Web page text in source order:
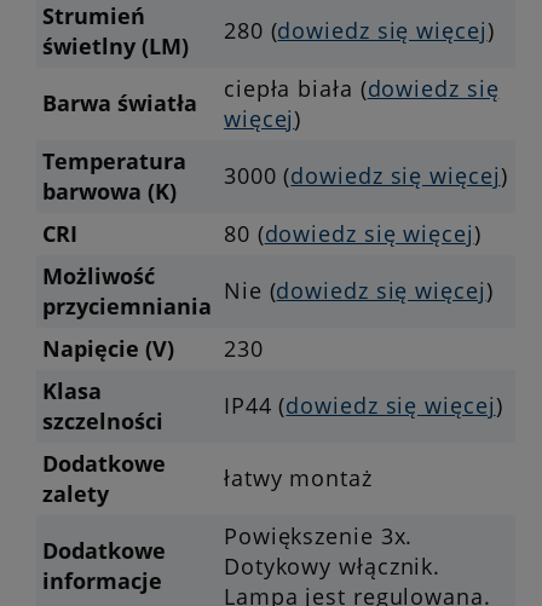
Strumień
świetlny (LM)
280 (dowiedz się więcej)
Barwa światła ciepła biała (dowiedz się
więcej)
Temperatura
barwowa (K)
3000 (dowiedz się więcej)
CRI
80 (dowiedz się więcej)
Możliwość
przyciemniania
Nie (dowiedz się więcej)
Napięcie (V)
230
Klasa
szczelności
IP44 (dowiedz się więcej)
Dodatkowe
zalety
łatwy montaż
Dodatkowe
informacje
Powiększenie 3x.
Dotykowy włącznik.
Lampa jest regulowana.